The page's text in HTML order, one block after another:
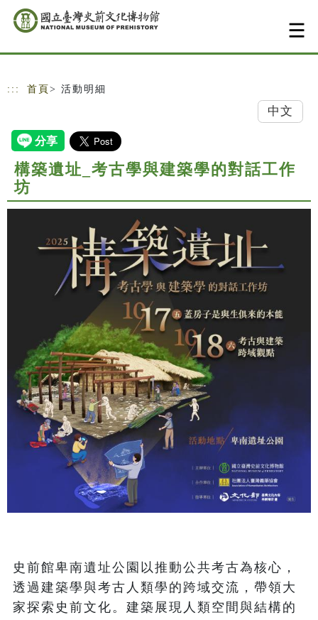
跳到主要內容
網站導覽
::: 首頁 > 活動明細
中文
構築遺址_考古學與建築學的對話工作
坊
史前館卑南遺址公園以推動公共考古為核心，
透過建築學與考古人類學的跨域交流，帶領大
家探索史前文化。建築展現人類空間與結構的